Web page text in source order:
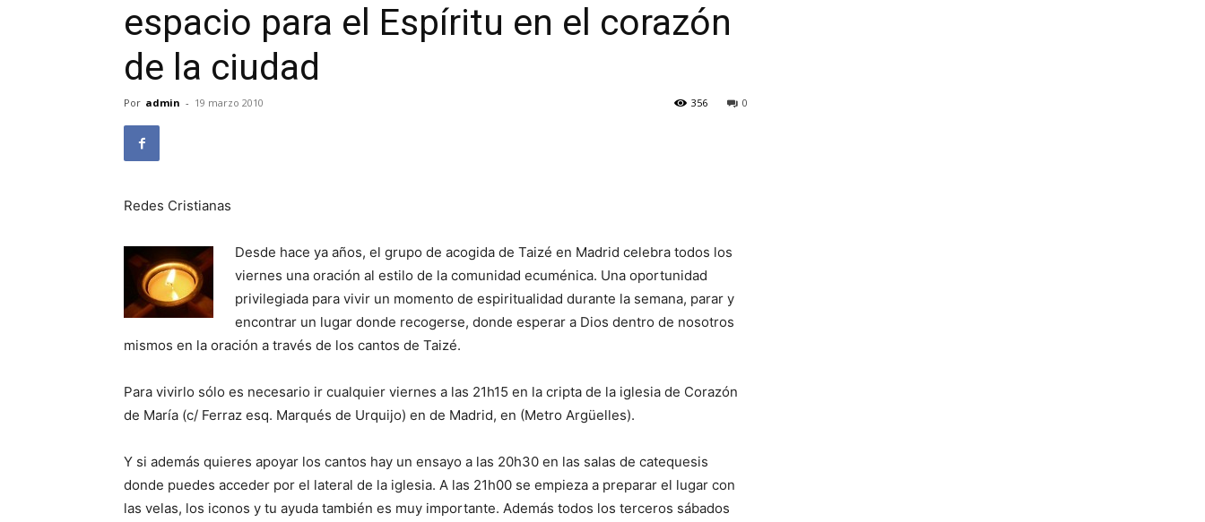
espacio para el Espíritu en el corazón
de la ciudad
Por admin - 19 marzo 2010 0
356
Redes Cristianas
Desde hace ya años, el grupo de acogida de Taizé en Madrid celebra todos los
viernes una oración al estilo de la comunidad ecuménica. Una oportunidad
privilegiada para vivir un momento de espiritualidad durante la semana, parar y
encontrar un lugar donde recogerse, donde esperar a Dios dentro de nosotros
mismos en la oración a través de los cantos de Taizé.
Para vivirlo sólo es necesario ir cualquier viernes a las 21h15 en la cripta de la iglesia de Corazón
de María (c/ Ferraz esq. Marqués de Urquijo) en de Madrid, en (Metro Argüelles).
Y si además quieres apoyar los cantos hay un ensayo a las 20h30 en las salas de catequesis
donde puedes acceder por el lateral de la iglesia. A las 21h00 se empieza a preparar el lugar con
las velas, los iconos y tu ayuda también es muy importante. Además todos los terceros sábados